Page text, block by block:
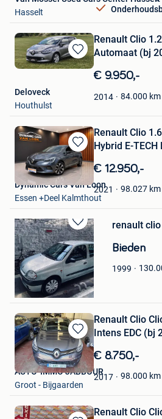
Hasselt
Bewaren
in
Favorieten
Renault Clio
Automaat (bj
€ 9.950,-
2014 84.000 km
Deloveck
Houthulst
Bewaren
in
Mijn
Favorieten
Renault Clio
Hybrid E-
€ 12.950,-
2021 98.027 km
Dynamic Cars Van Loon
Essen +Deel Kalmthout
Bewaren
in
Mijn
Favorieten
renault
Bieden
1999
Mario
Izegem
Bewaren
in
Mijn
Favorieten
Renault Clio
Intens EDC (bj
€ 8.750,-
2017 98.000 km
AUTO-IMMO JABBOUR
Groot - Bijgaarden
Renault Clio